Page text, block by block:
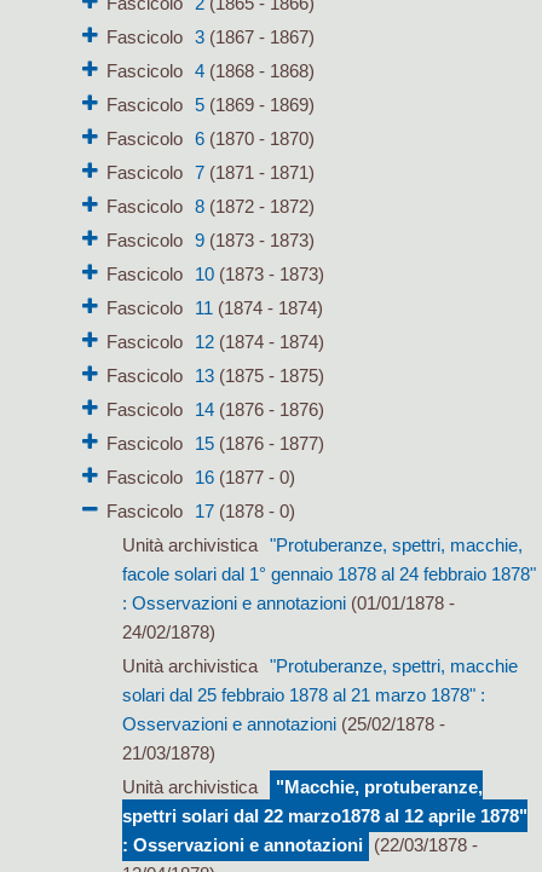
Fascicolo
3(1867 - 1867)
Fascicolo
4(1868 - 1868)
Fascicolo
5(1869 - 1869)
Fascicolo
6(1870 - 1870)
Fascicolo
7(1871 - 1871)
Fascicolo
8(1872 - 1872)
Fascicolo
9(1873 - 1873)
Fascicolo
10(1873 - 1873)
Fascicolo
11 (1874 - 1874)
Fascicolo
12(1874 - 1874)
Fascicolo
13(1875 - 1875)
Fascicolo
14(1876 - 1876)
Fascicolo
15(1876 - 1877)
Fascicolo
16(1877 - 0)
Fascicolo
17(1878 - 0)
Unità archivistica "Protuberanze, spettri, macchie,
facole solari dal 1° gennaio 1878 al 24 febbraio 1878"
: Osservazioni e annotazioni(01/01/1878 -
24/02/1878)
Unità archivistica "Protuberanze, spettri, macchie
solari dal 25 febbraio 1878 al 21 marzo 1878" :
Osservazioni e annotazioni(25/02/1878 -
21/03/1878)
Unità archivistica
"Macchie, protuberanze,
spettri solari dal 22 marzo1878 al 12 aprile 1878"
: Osservazioni e annotazioni (22/03/1878 -